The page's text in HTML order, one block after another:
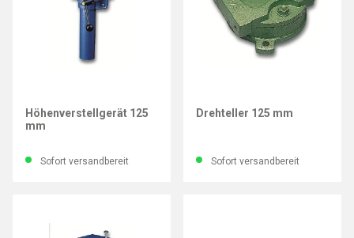
Höhenverstellgerät 125
mm
Sofort versandbereit
Drehteller 125 mm
Sofort versandbereit